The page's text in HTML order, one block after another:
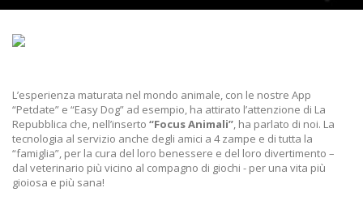
L’esperienza maturata nel mondo animale, con le nostre App
“Petdate” e “Easy Dog” ad esempio, ha attirato l’attenzione di La
Repubblica che, nell’inserto “Focus Animali”, ha parlato di noi. La
tecnologia al servizio anche degli amici a 4 zampe e di tutta la
“famiglia”, per la cura del loro benessere e del loro divertimento –
dal veterinario più vicino al compagno di giochi - per una vita più
gioiosa e più sana!